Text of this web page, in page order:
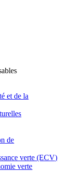
et de la
de
verte (ECV)
verte